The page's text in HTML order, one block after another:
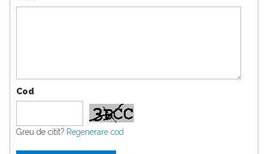
Cod
Greu de citit? Regenerare cod